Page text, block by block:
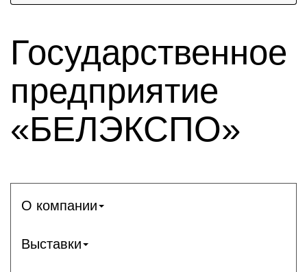
Государственное
предприятие
«БЕЛЭКСПО»
О компании
Выставки